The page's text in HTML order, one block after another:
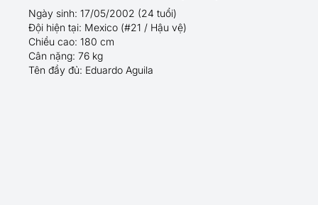
Ngày sinh: 17/05/2002 (24 tuổi)
Đội hiện tại: Mexico (#21 / Hậu vệ)
Chiều cao: 180 cm
Cân nặng: 76 kg
Tên đầy đủ: Eduardo Aguila